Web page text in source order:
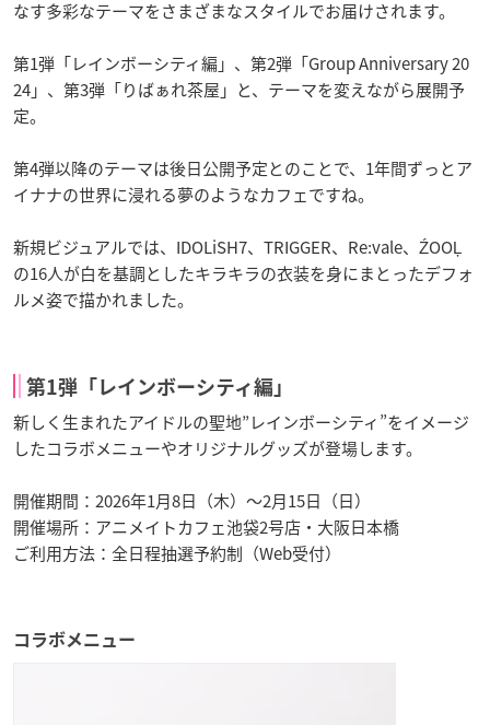
なす多彩なテーマをさまざまなスタイルでお届けされます。
第1弾「レインボーシティ編」、第2弾「Group Anniversary 20
24」、第3弾「りばぁれ茶屋」と、テーマを変えながら展開予
定。
第4弾以降のテーマは後日公開予定とのことで、1年間ずっとア
イナナの世界に浸れる夢のようなカフェですね。
新規ビジュアルでは、IDOLiSH7、TRIGGER、Re:vale、ŹOOĻ
の16人が白を基調としたキラキラの衣装を身にまとったデフォ
ルメ姿で描かれました。
第1弾「レインボーシティ編」
新しく生まれたアイドルの聖地”レインボーシティ”をイメージ
したコラボメニューやオリジナルグッズが登場します。
開催期間：2026年1月8日（木）〜2月15日（日）
開催場所：アニメイトカフェ池袋2号店・大阪日本橋
ご利用方法：全日程抽選予約制（Web受付）
コラボメニュー